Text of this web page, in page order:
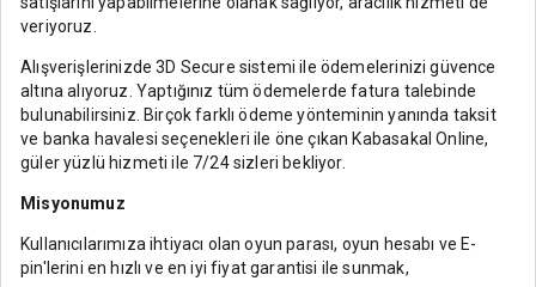
veriyoruz.
Alışverişlerinizde 3D Secure sistemi ile ödemelerinizi güvence
altına alıyoruz. Yaptığınız tüm ödemelerde fatura talebinde
bulunabilirsiniz. Birçok farklı ödeme yönteminin yanında taksit
ve banka havalesi seçenekleri ile öne çıkan Kabasakal Online,
güler yüzlü hizmeti ile 7/24 sizleri bekliyor.
Misyonumuz
Kullanıcılarımıza ihtiyacı olan oyun parası, oyun hesabı ve E-
pin'lerini en hızlı ve en iyi fiyat garantisi ile sunmak,